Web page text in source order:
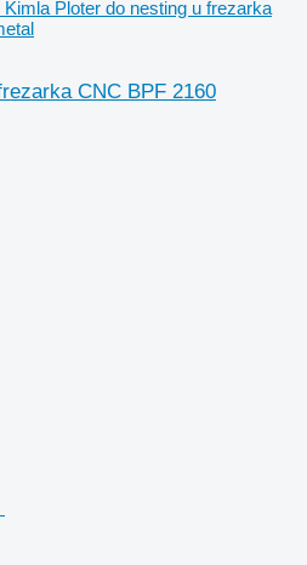
Kimla Ploter do nesting u frezarka
CNC BPF 2160